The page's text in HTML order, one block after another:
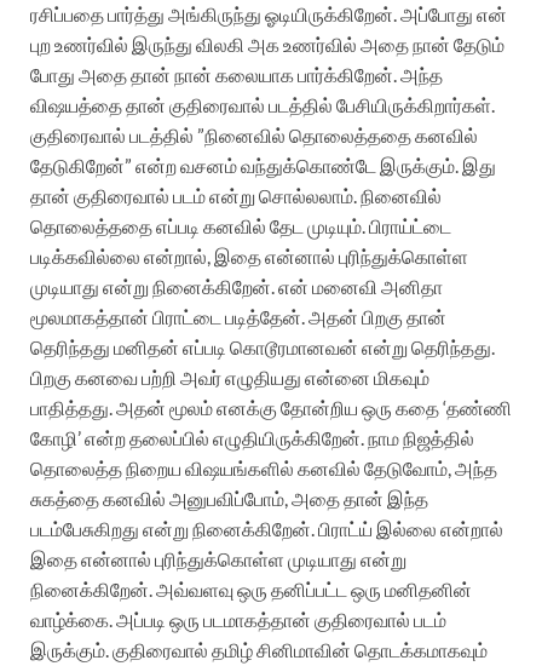
ரசிப்பதை பார்த்து அங்கிருந்து ஓடியிருக்கிறேன். அப்போது என்
புற உணர்வில் இருந்து விலகி அக உணர்வில் அதை நான் தேடும்
போது அதை தான் நான் கலையாக பார்க்கிறேன். அந்த
விஷயத்தை தான் குதிரைவால் படத்தில் பேசியிருக்கிறார்கள்.
குதிரைவால் படத்தில் ”நினைவில் தொலைத்ததை கனவில்
தேடுகிறேன்” என்ற வசனம் வந்துக்கொண்டே இருக்கும். இது
தான் குதிரைவால் படம் என்று சொல்லலாம். நினைவில்
தொலைத்ததை எப்படி கனவில் தேட முடியும். பிராய்ட்டை
படிக்கவில்லை என்றால், இதை என்னால் புரிந்துக்கொள்ள
முடியாது என்று நினைக்கிறேன். என் மனைவி அனிதா
மூலமாகத்தான் பிராட்டை படித்தேன். அதன் பிறகு தான்
தெரிந்தது மனிதன் எப்படி கொடூரமானவன் என்று தெரிந்தது.
பிறகு கனவை பற்றி அவர் எழுதியது என்னை மிகவும்
பாதித்தது. அதன் மூலம் எனக்கு தோன்றிய ஒரு கதை ‘தண்ணி
கோழி’ என்ற தலைப்பில் எழுதியிருக்கிறேன். நாம நிஜத்தில்
தொலைத்த நிறைய விஷயங்களில் கனவில் தேடுவோம், அந்த
சுகத்தை கனவில் அனுபவிப்போம், அதை தான் இந்த
படம்பேசுகிறது என்று நினைக்கிறேன். பிராட்ய் இல்லை என்றால்
இதை என்னால் புரிந்துக்கொள்ள முடியாது என்று
நினைக்கிறேன். அவ்வளவு ஒரு தனிப்பட்ட ஒரு மனிதனின்
வாழ்க்கை. அப்படி ஒரு படமாகத்தான் குதிரைவால் படம்
இருக்கும். குதிரைவால் தமிழ் சினிமாவின் தொடக்கமாகவும்